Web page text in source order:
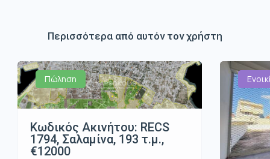
Περισσότερα από αυτόν τον χρήστη
Πώληση
Κωδικός Ακινήτου: RECS
1794, Σαλαμίνα, 193 τ.μ.,
€12000